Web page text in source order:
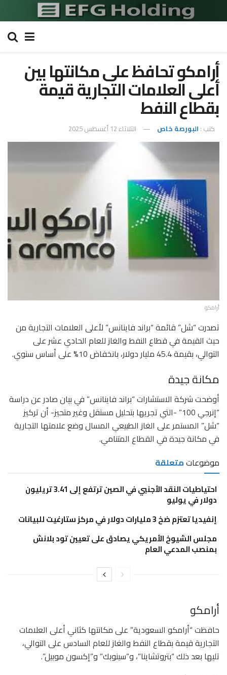
أرامكو تحافظ على مكانتها بين
أعلى العلامات التجارية قيمة
بقطاع النفط
كتب : البورصة خاص الثلاثاء 12 أغسطس 2025
أرامكو
تصدرت “شل” قائمة “براند فاينانس” لأعلى العلامات التجارية من
حيث القيمة في قطاع النفط والغاز للعام الحادي عشر على
التوالي، بقيمة 45.4 مليار دولار، بانخفاض 10% على أساس سنوي.
مكانة جيدة
أوضحت شركة الاستشارات “براند فاينانس” في بيان صادر عن دراسة
“إنرجي 100” -التي تجريها بتحليل مستقل وغير متحيز- أن تركيز
“شل” المستمر على الغاز الطبيعي المسال وضع علامتها التجارية
في مكانة جيدة في القطاع المتنامي.
موضوعاتمتعلقة
احتياطيات النقد الأجنبي في الصين ترتفع إلى 3.41 تريليون
دولار في يوليو
إنفيديا تعتزم ضخ 3 مليارات دولار في مركز ستارغيت للبيانات
مجلس الشيوخ الأمريكي يصادق على تعيين تود بلانش
بمنصب المدعي العام
أرامكو
حافظت “أرامكو السعودية” على مكانتها كثاني أعلى العلامات
التجارية قيمة بقطاع النفط والغاز للعام السادس على التوالي،
تليها بعد ذلك “بتروتشاينا”، و”سينوبك” و”إكسون موبيل”.